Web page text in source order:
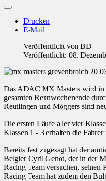
Drucken
E-Mail
Veröffentlicht von BD
Veröffentlicht: 08.
Das ADAC MX Masters wird in
gesamten Rennwochenende
Reutlingen und Möggers sind
Die ersten Läufe aller vier
Klassen 1 - 3 erhalten die
Bereits fest zugesagt hat der
Belgier Cyril Genot, der in der
Racing Team versuchen, seinen
Racing Team hat zudem den